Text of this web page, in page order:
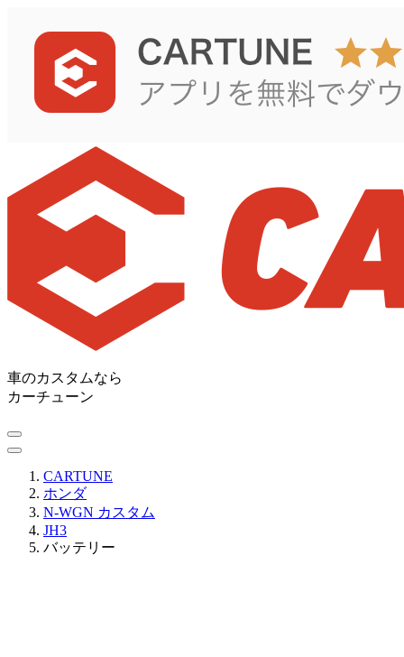
車のカスタムなら
カーチューン
CARTUNE
ホンダ
N-WGN カスタム
JH3
バッテリー